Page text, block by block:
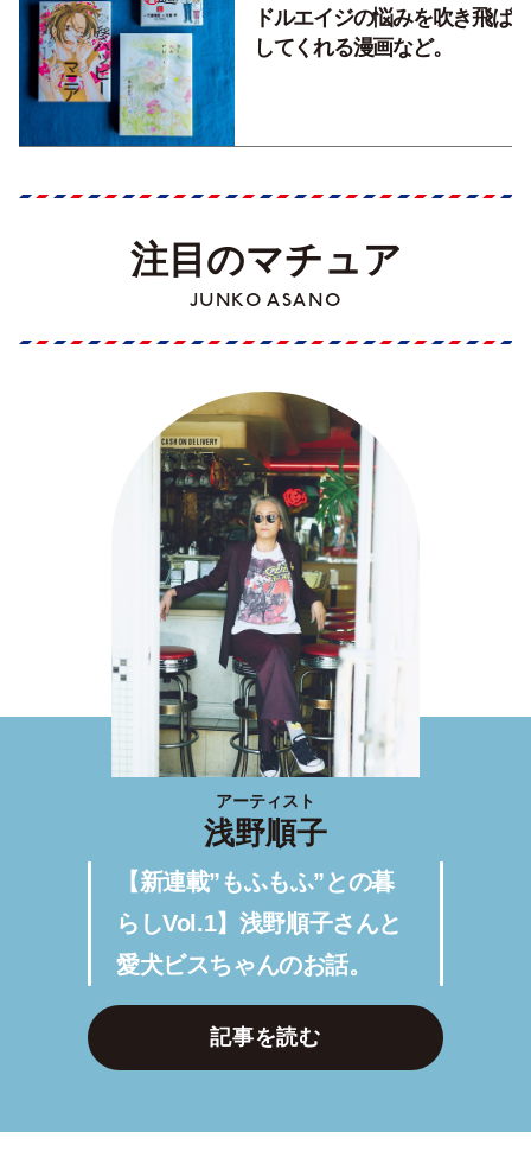
ドルエイジの悩みを吹き飛ば
してくれる漫画など。
注目のマチュア
JUNKO ASANO
アーティスト
浅野順子
【新連載”もふもふ”との暮
らしVol.1】浅野順子さんと
愛犬ビスちゃんのお話。
記事を読む